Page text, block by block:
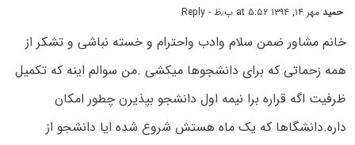
حمیدمهر ۱۴, ۱۳۹۴ at ۵:۵۲ ب٫ظ - Reply
خانم مشاور ضمن سلام وادب واحترام و خسته نباشی و تشکر از
همه زحماتی که برای دانشجوها میکشی .من سوالم اینه که تکمیل
ظرفیت اگه قراره برا نیمه اول دانشجو بپذیرن چطور امکان
داره.دانشگاها که یک ماه هستش شروع شده ایا دانشجو از